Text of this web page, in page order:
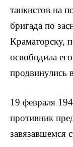
танкистов на
бригада по
Краматорску,
освободила
продвинулись
19 февраля
про­тивник
завязавшем­ся